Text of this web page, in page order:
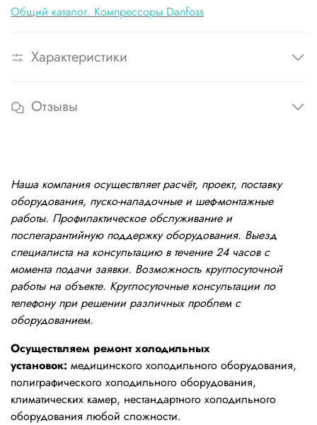
Общий каталог. Компрессоры Danfoss
Характеристики
Отзывы
Наша компания осуществляет расчёт, проект, поставку
оборудования, пуско-наладочные и шеф-монтажные
работы. Профилактическое обслуживание и
послегарантийную поддержку оборудования. Выезд
специалиста на консультацию в течение 24 часов с
момента подачи заявки. Возможность круглосуточной
работы на объекте. Круглосуточные консультации по
телефону при решении различных проблем с
оборудованием.
Осуществляем ремонт холодильных
установок: медицинского холодильного оборудования,
полиграфического холодильного оборудования,
климатических камер, нестандартного холодильного
оборудования любой сложности.